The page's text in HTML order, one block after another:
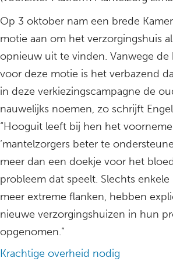
Op 3 oktober nam een brede
motie aan om het verzorgingshuis
opnieuw uit te vinden. Vanwege de
voor deze motie is het verbazend
in deze verkiezingscampagne de
nauwelijks noemen, zo schrijft
“Hooguit leeft bij hen het
‘mantelzorgers beter te
meer dan een doekje voor het
probleem dat speelt. Slechts
meer extreme flanken, hebben
nieuwe verzorgingshuizen in hun
opgenomen.”
Krachtige overheid nodig